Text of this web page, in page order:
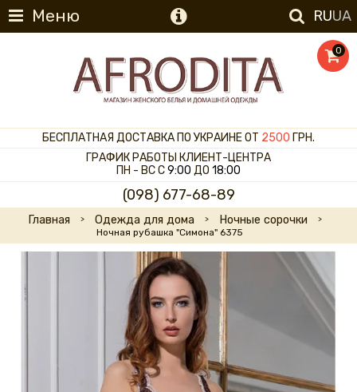
Меню RUUA
0
БЕСПЛАТНАЯ ДОСТАВКА ПО УКРАИНЕ ОТ 2500 ГРН.
ГРАФИК РАБОТЫ КЛИЕНТ-ЦЕНТРА
ПН - ВС С9:00 ДО 18:00
(098) 677-68-89
Главная Одежда для дома Ночные сорочки
Ночная рубашка "Симона" 6375